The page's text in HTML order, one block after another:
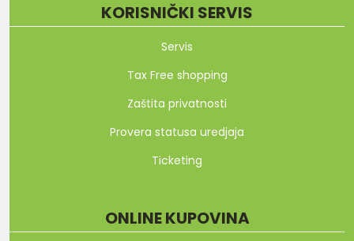
KORISNIČKI SERVIS
Servis
Tax Free shopping
Zaštita privatnosti
Provera statusa uredjaja
Ticketing
ONLINE KUPOVINA